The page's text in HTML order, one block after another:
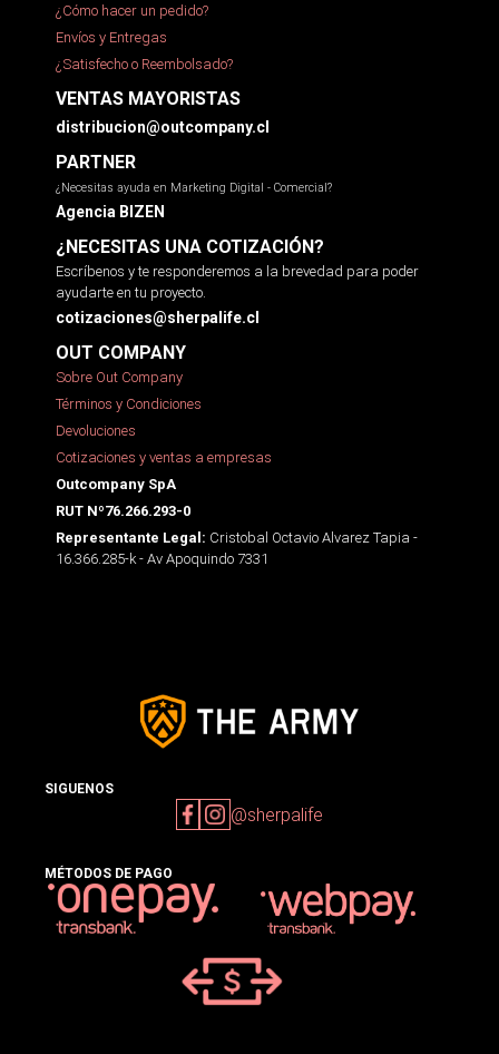
¿Cómo hacer un pedido?
Envíos y Entregas
¿Satisfecho o Reembolsado?
VENTAS MAYORISTAS
distribucion@outcompany.cl
PARTNER
¿Necesitas ayuda en Marketing Digital - Comercial?
Agencia BIZEN
¿NECESITAS UNA COTIZACIÓN?
Escríbenos y te responderemos a la brevedad para poder
ayudarte en tu proyecto.
cotizaciones@sherpalife.cl
OUT COMPANY
Sobre Out Company
Términos y Condiciones
Devoluciones
Cotizaciones y ventas a empresas
Outcompany SpA
RUT Nº76.266.293-0
Representante Legal: Cristobal Octavio Alvarez Tapia -
16.366.285-k - Av Apoquindo 7331
SIGUENOS
@sherpalife
MÉTODOS DE PAGO